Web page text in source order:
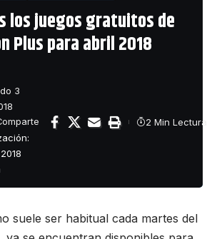
los juegos gratuitos de
Plus para abril 2018
3
2 Min Lectura
suele ser habitual cada martes del